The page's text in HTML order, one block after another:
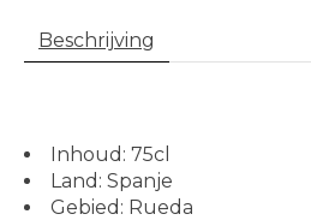
Beschrijving
Inhoud: 75cl
Land: Spanje
Gebied: Rueda